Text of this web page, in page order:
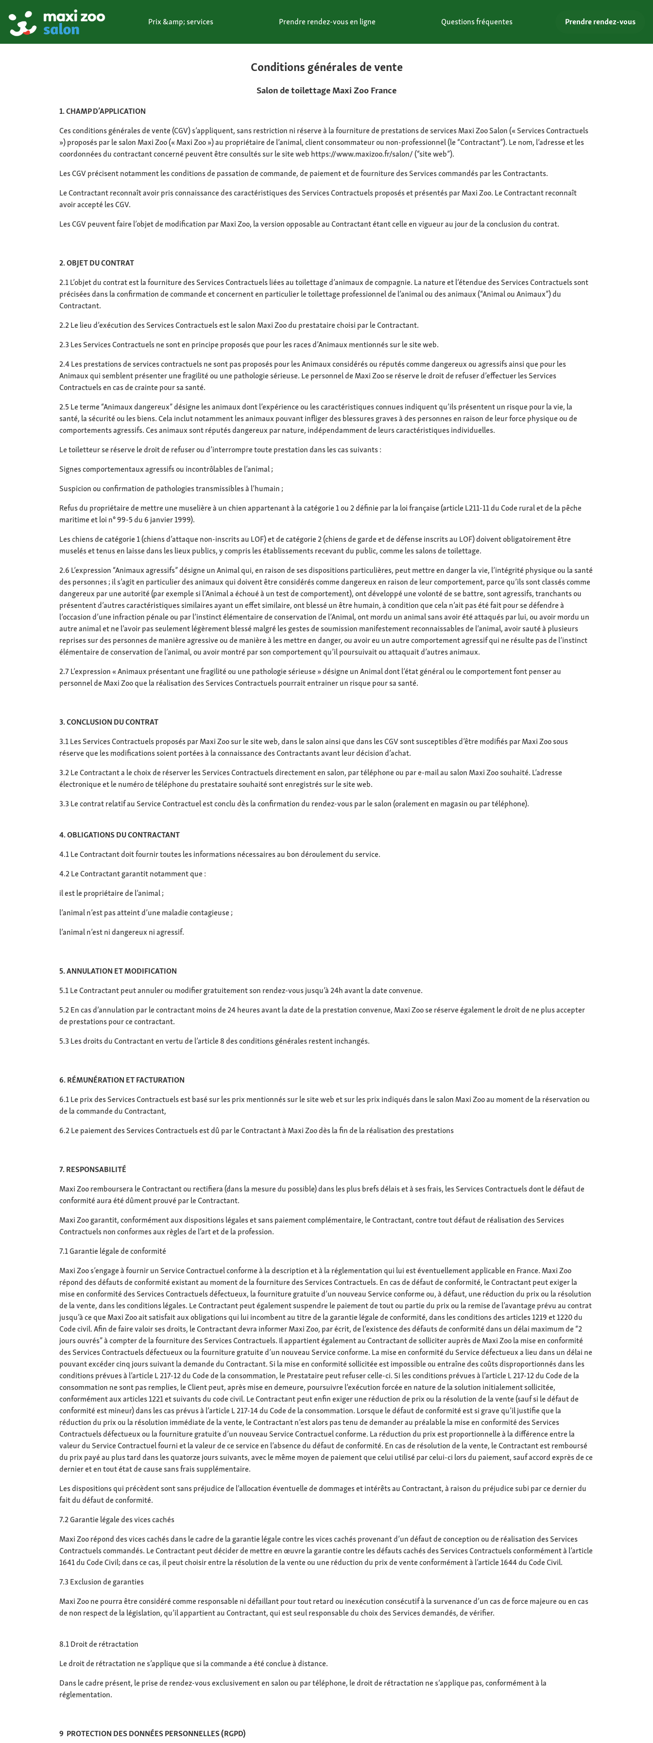
Prix &amp; services Prendre rendez-vous en ligne Questions fréquentes Prendre rendez-vous
Conditions générales de vente
Salon de toilettage Maxi Zoo France
1. CHAMP D’APPLICATION
Ces conditions générales de vente (CGV) s’appliquent, sans restriction ni réserve à la fourniture de prestations de services Maxi Zoo Salon (« Services Contractuels
») proposés par le salon Maxi Zoo (« Maxi Zoo ») au propriétaire de l’animal, client consommateur ou non-professionnel (le “Contractant”). Le nom, l’adresse et les
coordonnées du contractant concerné peuvent être consultés sur le site web https://www.maxizoo.fr/salon/ (“site web”).
Les CGV précisent notamment les conditions de passation de commande, de paiement et de fourniture des Services commandés par les Contractants.
Le Contractant reconnaît avoir pris connaissance des caractéristiques des Services Contractuels proposés et présentés par Maxi Zoo. Le Contractant reconnaît
avoir accepté les CGV.
Les CGV peuvent faire l’objet de modification par Maxi Zoo, la version opposable au Contractant étant celle en vigueur au jour de la conclusion du contrat.
2. OBJET DU CONTRAT
2.1 L’objet du contrat est la fourniture des Services Contractuels liées au toilettage d’animaux de compagnie. La nature et l’étendue des Services Contractuels sont
précisées dans la confirmation de commande et concernent en particulier le toilettage professionnel de l’animal ou des animaux (“Animal ou Animaux”) du
Contractant.
2.2 Le lieu d’exécution des Services Contractuels est le salon Maxi Zoo du prestataire choisi par le Contractant.
2.3 Les Services Contractuels ne sont en principe proposés que pour les races d’Animaux mentionnés sur le site web.
2.4 Les prestations de services contractuels ne sont pas proposés pour les Animaux considérés ou réputés comme dangereux ou agressifs ainsi que pour les
Animaux qui semblent présenter une fragilité ou une pathologie sérieuse. Le personnel de Maxi Zoo se réserve le droit de refuser d’effectuer les Services
Contractuels en cas de crainte pour sa santé.
2.5 Le terme “Animaux dangereux” désigne les animaux dont l’expérience ou les caractéristiques connues indiquent qu’ils présentent un risque pour la vie, la
santé, la sécurité ou les biens. Cela inclut notamment les animaux pouvant infliger des blessures graves à des personnes en raison de leur force physique ou de
comportements agressifs. Ces animaux sont réputés dangereux par nature, indépendamment de leurs caractéristiques individuelles.
Le toiletteur se réserve le droit de refuser ou d’interrompre toute prestation dans les cas suivants :
Signes comportementaux agressifs ou incontrôlables de l’animal ;
Suspicion ou confirmation de pathologies transmissibles à l’humain ;
Refus du propriétaire de mettre une muselière à un chien appartenant à la catégorie 1 ou 2 définie par la loi française (article L211-11 du Code rural et de la pêche
maritime et loi n° 99-5 du 6 janvier 1999).
Les chiens de catégorie 1 (chiens d’attaque non-inscrits au LOF) et de catégorie 2 (chiens de garde et de défense inscrits au LOF) doivent obligatoirement être
muselés et tenus en laisse dans les lieux publics, y compris les établissements recevant du public, comme les salons de toilettage.
2.6 L’expression “Animaux agressifs” désigne un Animal qui, en raison de ses dispositions particulières, peut mettre en danger la vie, l’intégrité physique ou la santé
des personnes ; il s’agit en particulier des animaux qui doivent être considérés comme dangereux en raison de leur comportement, parce qu’ils sont classés comme
dangereux par une autorité (par exemple si l’Animal a échoué à un test de comportement), ont développé une volonté de se battre, sont agressifs, tranchants ou
présentent d’autres caractéristiques similaires ayant un effet similaire, ont blessé un être humain, à condition que cela n’ait pas été fait pour se défendre à
l’occasion d’une infraction pénale ou par l’instinct élémentaire de conservation de l’Animal, ont mordu un animal sans avoir été attaqués par lui, ou avoir mordu un
autre animal et ne l’avoir pas seulement légèrement blessé malgré les gestes de soumission manifestement reconnaissables de l’animal, avoir sauté à plusieurs
reprises sur des personnes de manière agressive ou de manière à les mettre en danger, ou avoir eu un autre comportement agressif qui ne résulte pas de l’instinct
élémentaire de conservation de l’animal, ou avoir montré par son comportement qu’il poursuivait ou attaquait d’autres animaux.
2.7 L’expression « Animaux présentant une fragilité ou une pathologie sérieuse » désigne un Animal dont l’état général ou le comportement font penser au
personnel de Maxi Zoo que la réalisation des Services Contractuels pourrait entrainer un risque pour sa santé.
3. CONCLUSION DU CONTRAT
3.1 Les Services Contractuels proposés par Maxi Zoo sur le site web, dans le salon ainsi que dans les CGV sont susceptibles d’être modifiés par Maxi Zoo sous
réserve que les modifications soient portées à la connaissance des Contractants avant leur décision d’achat.
3.2 Le Contractant a le choix de réserver les Services Contractuels directement en salon, par téléphone ou par e-mail au salon Maxi Zoo souhaité. L’adresse
électronique et le numéro de téléphone du prestataire souhaité sont enregistrés sur le site web.
3.3 Le contrat relatif au Service Contractuel est conclu dès la confirmation du rendez-vous par le salon (oralement en magasin ou par téléphone).
4. OBLIGATIONS DU CONTRACTANT
4.1 Le Contractant doit fournir toutes les informations nécessaires au bon déroulement du service.
4.2 Le Contractant garantit notamment que :
il est le propriétaire de l’animal ;
l’animal n’est pas atteint d’une maladie contagieuse ;
l’animal n’est ni dangereux ni agressif.
5. ANNULATION ET MODIFICATION
5.1 Le Contractant peut annuler ou modifier gratuitement son rendez-vous jusqu’à 24h avant la date convenue.
5.2 En cas d’annulation par le contractant moins de 24 heures avant la date de la prestation convenue, Maxi Zoo se réserve également le droit de ne plus accepter
de prestations pour ce contractant.
5.3 Les droits du Contractant en vertu de l’article 8 des conditions générales restent inchangés.
6. RÉMUNÉRATION ET FACTURATION
6.1 Le prix des Services Contractuels est basé sur les prix mentionnés sur le site web et sur les prix indiqués dans le salon Maxi Zoo au moment de la réservation ou
de la commande du Contractant,
6.2 Le paiement des Services Contractuels est dû par le Contractant à Maxi Zoo dès la fin de la réalisation des prestations
7. RESPONSABILITÉ
Maxi Zoo remboursera le Contractant ou rectifiera (dans la mesure du possible) dans les plus brefs délais et à ses frais, les Services Contractuels dont le défaut de
conformité aura été dûment prouvé par le Contractant.
Maxi Zoo garantit, conformément aux dispositions légales et sans paiement complémentaire, le Contractant, contre tout défaut de réalisation des Services
Contractuels non conformes aux règles de l’art et de la profession.
7.1 Garantie légale de conformité
Maxi Zoo s’engage à fournir un Service Contractuel conforme à la description et à la réglementation qui lui est éventuellement applicable en France. Maxi Zoo
répond des défauts de conformité existant au moment de la fourniture des Services Contractuels. En cas de défaut de conformité, le Contractant peut exiger la
mise en conformité des Services Contractuels défectueux, la fourniture gratuite d’un nouveau Service conforme ou, à défaut, une réduction du prix ou la résolution
de la vente, dans les conditions légales. Le Contractant peut également suspendre le paiement de tout ou partie du prix ou la remise de l’avantage prévu au contrat
jusqu’à ce que Maxi Zoo ait satisfait aux obligations qui lui incombent au titre de la garantie légale de conformité, dans les conditions des articles 1219 et 1220 du
Code civil. Afin de faire valoir ses droits, le Contractant devra informer Maxi Zoo, par écrit, de l’existence des défauts de conformité dans un délai maximum de “2
jours ouvrés” à compter de la fourniture des Services Contractuels. Il appartient également au Contractant de solliciter auprès de Maxi Zoo la mise en conformité
des Services Contractuels défectueux ou la fourniture gratuite d’un nouveau Service conforme. La mise en conformité du Service défectueux a lieu dans un délai ne
pouvant excéder cinq jours suivant la demande du Contractant. Si la mise en conformité sollicitée est impossible ou entraîne des coûts disproportionnés dans les
conditions prévues à l’article L 217-12 du Code de la consommation, le Prestataire peut refuser celle-ci. Si les conditions prévues à l’article L 217-12 du Code de la
consommation ne sont pas remplies, le Client peut, après mise en demeure, poursuivre l’exécution forcée en nature de la solution initialement sollicitée,
conformément aux articles 1221 et suivants du code civil. Le Contractant peut enfin exiger une réduction de prix ou la résolution de la vente (sauf si le défaut de
conformité est mineur) dans les cas prévus à l’article L 217-14 du Code de la consommation. Lorsque le défaut de conformité est si grave qu’il justifie que la
réduction du prix ou la résolution immédiate de la vente, le Contractant n’est alors pas tenu de demander au préalable la mise en conformité des Services
Contractuels défectueux ou la fourniture gratuite d’un nouveau Service Contractuel conforme. La réduction du prix est proportionnelle à la différence entre la
valeur du Service Contractuel fourni et la valeur de ce service en l’absence du défaut de conformité. En cas de résolution de la vente, le Contractant est remboursé
du prix payé au plus tard dans les quatorze jours suivants, avec le même moyen de paiement que celui utilisé par celui-ci lors du paiement, sauf accord exprès de ce
dernier et en tout état de cause sans frais supplémentaire.
Les dispositions qui précèdent sont sans préjudice de l’allocation éventuelle de dommages et intérêts au Contractant, à raison du préjudice subi par ce dernier du
fait du défaut de conformité.
7.2 Garantie légale des vices cachés
Maxi Zoo répond des vices cachés dans le cadre de la garantie légale contre les vices cachés provenant d’un défaut de conception ou de réalisation des Services
Contractuels commandés. Le Contractant peut décider de mettre en œuvre la garantie contre les défauts cachés des Services Contractuels conformément à l’article
1641 du Code Civil; dans ce cas, il peut choisir entre la résolution de la vente ou une réduction du prix de vente conformément à l’article 1644 du Code Civil.
7.3 Exclusion de garanties
Maxi Zoo ne pourra être considéré comme responsable ni défaillant pour tout retard ou inexécution consécutif à la survenance d’un cas de force majeure ou en cas
de non respect de la législation, qu’il appartient au Contractant, qui est seul responsable du choix des Services demandés, de vérifier.
8.1 Droit de rétractation
Le droit de rétractation ne s’applique que si la commande a été conclue à distance.
Dans le cadre présent, le prise de rendez-vous exclusivement en salon ou par téléphone, le droit de rétractation ne s’applique pas, conformément à la
réglementation.
9 PROTECTION DES DONNÉES PERSONNELLES (RGPD)